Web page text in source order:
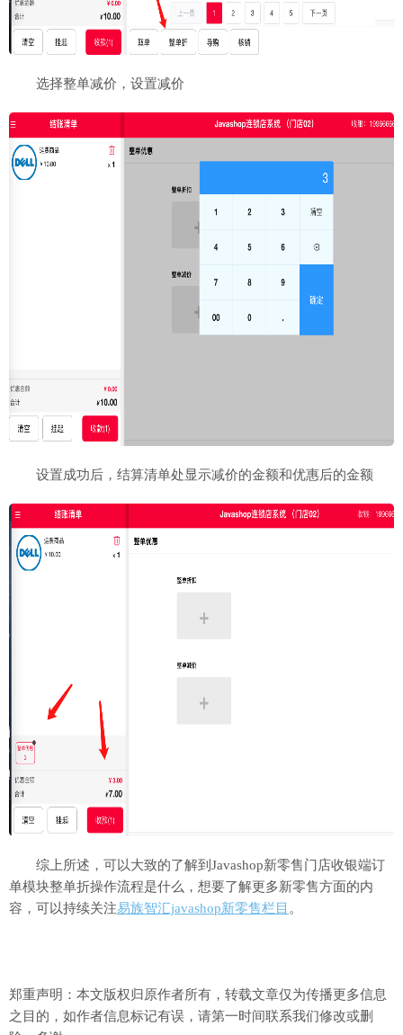
选择整单减价，设置减价
设置成功后，结算清单处显示减价的金额和优惠后的金额
综上所述，可以大致的了解到Javashop新零售门店收银端订
单模块整单折操作流程是什么，想要了解更多新零售方面的内
容，可以持续关注易族智汇javashop新零售栏目 。
郑重声明：本文版权归原作者所有，转载文章仅为传播更多信息
之目的，如作者信息标记有误，请第一时间联系我们修改或删